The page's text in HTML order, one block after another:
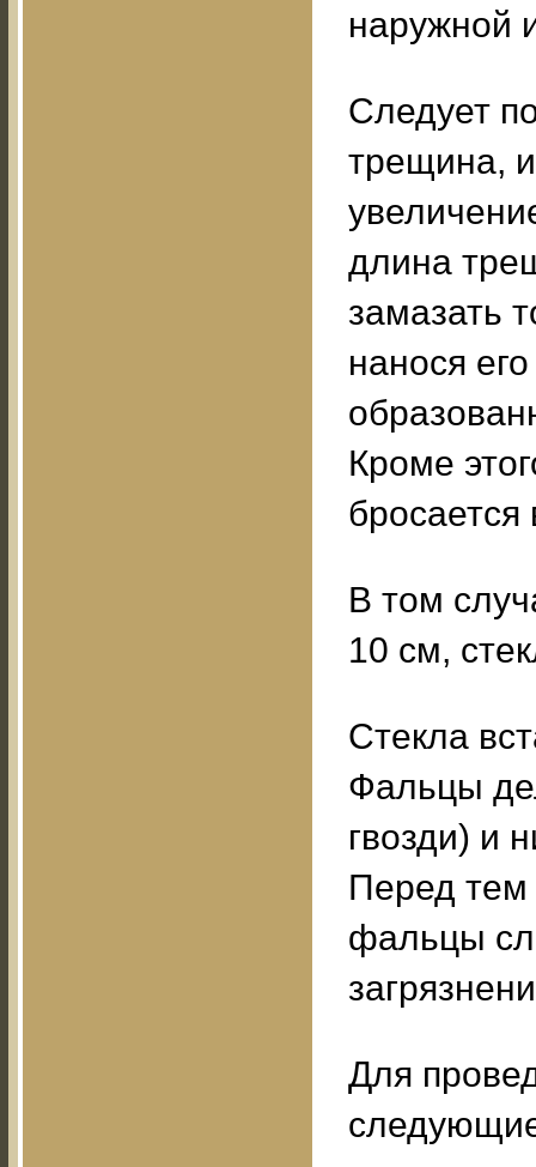
наружной
Следует
трещина,
длина
замазать
нанося
Кроме
бросается
В том
10 см,
Стекла
Фальцы
гвозди) и
Перед тем
фальцы
Для